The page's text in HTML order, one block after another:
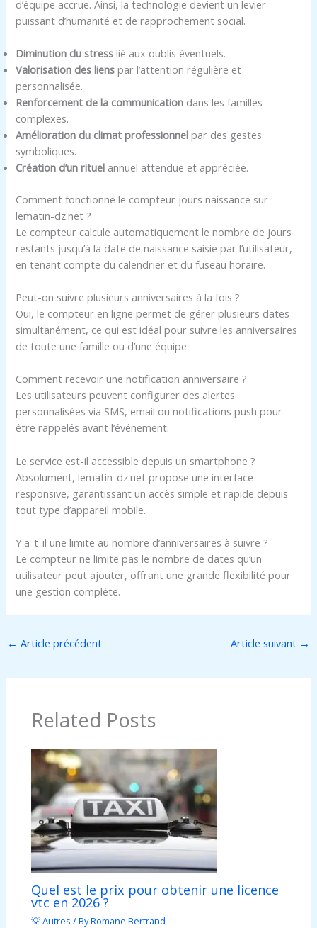
d’équipe accrue. Ainsi, la technologie devient un levier
puissant d’humanité et de rapprochement social.
Diminution du stress lié aux oublis éventuels.
Valorisation des liens par l’attention régulière et
personnalisée.
Renforcement de la communication dans les familles
complexes.
Amélioration du climat professionnel par des gestes
symboliques.
Création d’un rituel annuel attendue et appréciée.
Comment fonctionne le compteur jours naissance sur
lematin-dz.net ?
Le compteur calcule automatiquement le nombre de jours
restants jusqu’à la date de naissance saisie par l’utilisateur,
en tenant compte du calendrier et du fuseau horaire.
Peut-on suivre plusieurs anniversaires à la fois ?
Oui, le compteur en ligne permet de gérer plusieurs dates
simultanément, ce qui est idéal pour suivre les anniversaires
de toute une famille ou d’une équipe.
Comment recevoir une notification anniversaire ?
Les utilisateurs peuvent configurer des alertes
personnalisées via SMS, email ou notifications push pour
être rappelés avant l’événement.
Le service est-il accessible depuis un smartphone ?
Absolument, lematin-dz.net propose une interface
responsive, garantissant un accès simple et rapide depuis
tout type d’appareil mobile.
Y a-t-il une limite au nombre d’anniversaires à suivre ?
Le compteur ne limite pas le nombre de dates qu’un
utilisateur peut ajouter, offrant une grande flexibilité pour
une gestion complète.
← Article précédent Article suivant →
Related Posts
Quel est le prix pour obtenir une licence
vtc en 2026 ?
💡 Autres / ByRomane Bertrand